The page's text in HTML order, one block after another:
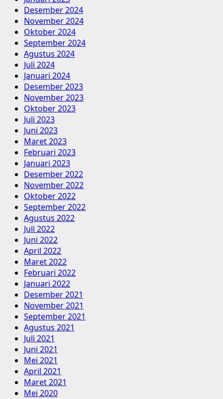
Desember 2024
November 2024
Oktober 2024
September 2024
Agustus 2024
Juli 2024
Januari 2024
Desember 2023
November 2023
Oktober 2023
Juli 2023
Juni 2023
Maret 2023
Februari 2023
Januari 2023
Desember 2022
November 2022
Oktober 2022
September 2022
Agustus 2022
Juli 2022
Juni 2022
April 2022
Maret 2022
Februari 2022
Januari 2022
Desember 2021
November 2021
September 2021
Agustus 2021
Juli 2021
Juni 2021
Mei 2021
April 2021
Maret 2021
Mei 2020